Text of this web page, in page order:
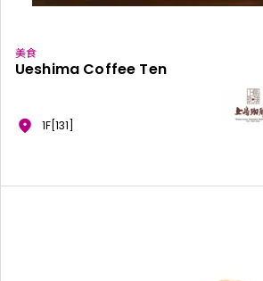
美食
Ueshima Coffee Ten
1F[131]